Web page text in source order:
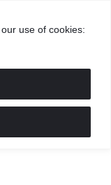
use of cookies: